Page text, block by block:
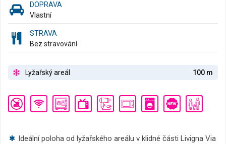
DOPRAVA
Vlastní
STRAVA
Bez stravování
Lyžařský areál 100 m
Ideální poloha od lyžařského areálu v klidné části Livigna Via